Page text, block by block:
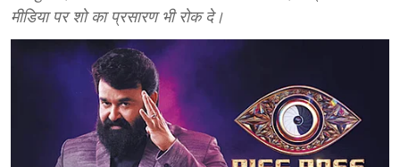
मीडिया पर शो का प्रसारण भी रोक दे।